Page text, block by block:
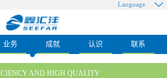
Language
业务 成就 认识 联系
AND HIGH QUALITY